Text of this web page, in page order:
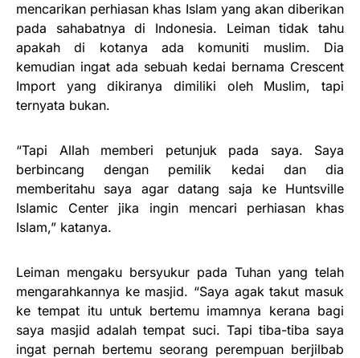
mencarikan perhiasan khas Islam yang akan diberikan
pada sahabatnya di Indonesia. Leiman tidak tahu
apakah di kotanya ada komuniti muslim. Dia
kemudian ingat ada sebuah kedai bernama Crescent
Import yang dikiranya dimiliki oleh Muslim, tapi
ternyata bukan.
“Tapi Allah memberi petunjuk pada saya. Saya
berbincang dengan pemilik kedai dan dia
memberitahu saya agar datang saja ke Huntsville
Islamic Center jika ingin mencari perhiasan khas
Islam,” katanya.
Leiman mengaku bersyukur pada Tuhan yang telah
mengarahkannya ke masjid. “Saya agak takut masuk
ke tempat itu untuk bertemu imamnya kerana bagi
saya masjid adalah tempat suci. Tapi tiba-tiba saya
ingat pernah bertemu seorang perempuan berjilbab